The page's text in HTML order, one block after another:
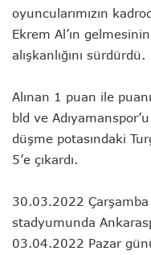
oyuncularımızın
Ekrem Al’ın
alışkanlığını sürdürdü.
Alınan 1 puan ile
bld ve
düşme potasındaki
5’e çıkardı.
30.03.2022
stadyumunda
03.04.2022 Pazar